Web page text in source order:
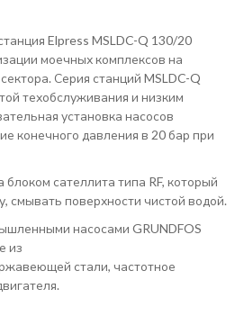
Elpress MSLDC-Q 130/20
моечных комплексов на
Серия станций MSLDC-Q
техобслуживания и низким
установка насосов
конечного давления в 20 бар при
сателлита типа RF, который
смывать поверхности чистой водой.
насосами GRUNDFOS
из
стали, частотное